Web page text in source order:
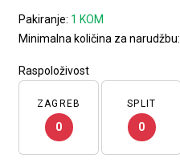
Pakiranje: 1 KOM
Minimalna količina za narudžbu:
Raspoloživost
ZAGREB
0
SPLIT
0